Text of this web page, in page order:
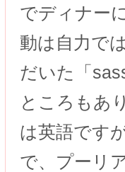
でディナー
動は自力で
だいた「
ところもあ
は英語です
で、プーリ